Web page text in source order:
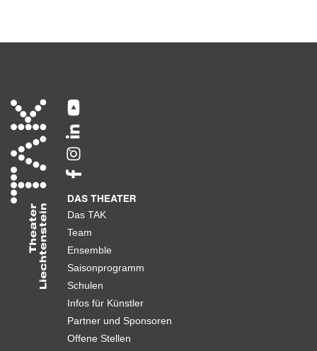
DAS THEATER
Das TAK
Team
Ensemble
Saisonprogramm
Schulen
Infos für Künstler
Partner und Sponsoren
Offene Stellen